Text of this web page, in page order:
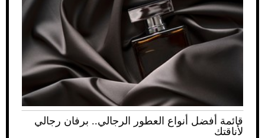
قائمة أفضل أنواع العطور الرجالي.. برفان رجالي
لأناقتك